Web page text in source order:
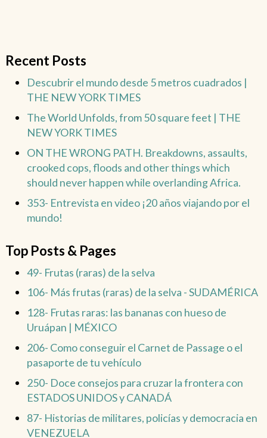
Recent Posts
Descubrir el mundo desde 5 metros cuadrados |
THE NEW YORK TIMES
The World Unfolds, from 50 square feet | THE
NEW YORK TIMES
ON THE WRONG PATH. Breakdowns, assaults,
crooked cops, floods and other things which
should never happen while overlanding Africa.
353- Entrevista en video ¡20 años viajando por el
mundo!
Top Posts & Pages
49- Frutas (raras) de la selva
106- Más frutas (raras) de la selva - SUDAMÉRICA
128- Frutas raras: las bananas con hueso de
Uruápan | MÉXICO
206- Como conseguir el Carnet de Passage o el
pasaporte de tu vehículo
250- Doce consejos para cruzar la frontera con
ESTADOS UNIDOS y CANADÁ
87- Historias de militares, policías y democracia en
VENEZUELA